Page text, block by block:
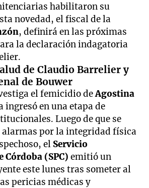
habilitaron su
novedad, el fiscal de la
, definirá en las próximas
la declaración indagatoria
de Claudio Barrelier y
de Bouwer
el femicidio deAgostina
ingresó en una etapa de
Luego de que se
alarmas por la integridad física
el Servicio
Córdoba (SPC) emitió un
este lunes tras someter al
pericias médicas y